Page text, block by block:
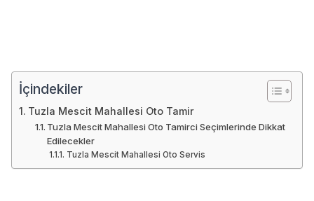
İçindekiler
Tuzla Mescit Mahallesi Oto Tamir
Tuzla Mescit Mahallesi Oto Tamirci Seçimlerinde Dikkat
Edilecekler
Tuzla Mescit Mahallesi Oto Servis